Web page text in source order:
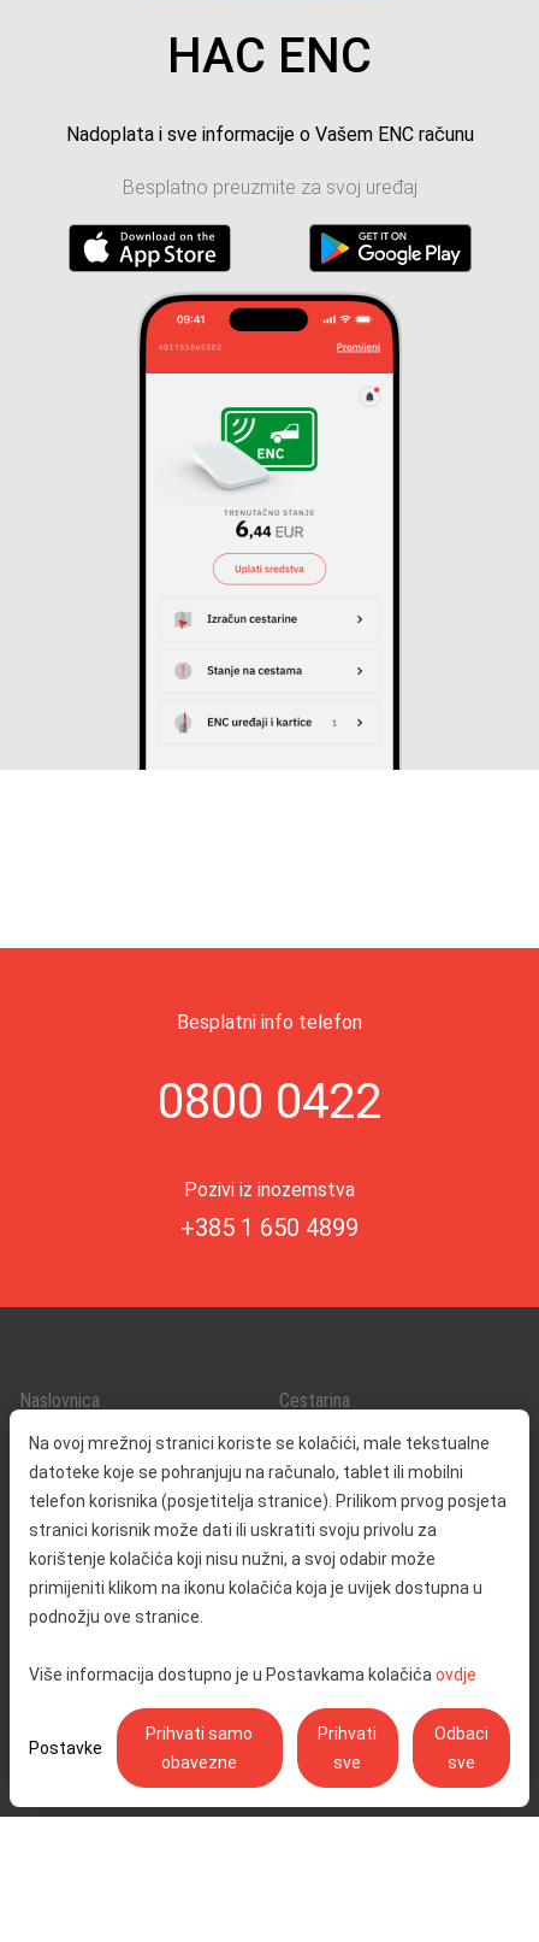
Na ovoj mrežnoj stranici koriste se kolačići, male tekstualne
datoteke koje se pohranjuju na računalo, tablet ili mobilni
telefon korisnika (posjetitelja stranice). Prilikom prvog posjeta
stranici korisnik može dati ili uskratiti svoju privolu za
korištenje kolačića koji nisu nužni, a svoj odabir može
primijeniti klikom na ikonu kolačića koja je uvijek dostupna u
podnožju ove stranice.
Više informacija dostupno je u Postavkama kolačića ovdje
Postavke
Prihvati samo
obavezne
Prihvati
sve
Odbaci
sve
HAC ENC
Nadoplata i sve informacije o Vašem ENC računu
Besplatno preuzmite za svoj uređaj
Besplatni info telefon
0800 0422
Pozivi iz inozemstva
+385 1 650 4899
Naslovnica
O nama
Kontakt
Cestarina
Promet i sigurnost
Servisne informacije
Reklamacija
Javna nabava
Odnosi s javnošću
Izjava o pristupačnosti
Postavke kolačića